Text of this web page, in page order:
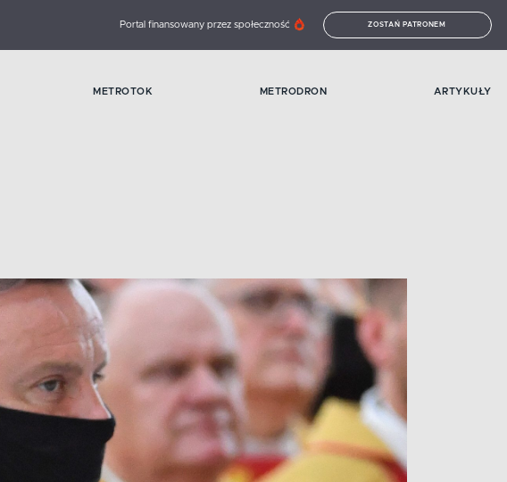
Portal finansowany przez społeczność ZOSTAŃ PATRONEM
METROTOK METRODRON ARTYKUŁY